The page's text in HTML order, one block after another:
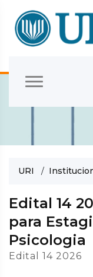
URI /
Edital 14
para
Psicologia
Edital 14 2026